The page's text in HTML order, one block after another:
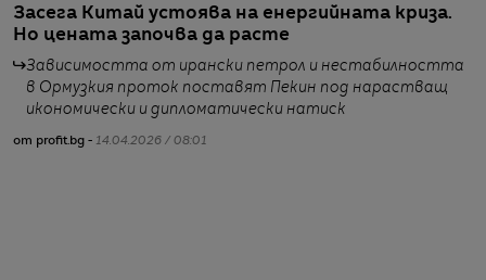
Засега Китай устоява на енергийната криза.
Но цената започва да расте
Зависимостта от ирански петрол и нестабилността
в Ормузкия проток поставят Пекин под нарастващ
икономически и дипломатически натиск
от profit.bg - 14.04.2026 / 08:01